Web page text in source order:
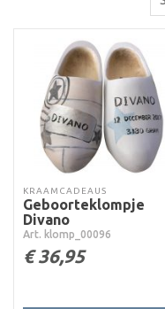
KRAAMCADEAUS
Geboorteklompje
Divano
Art. klomp_00096
€36,95